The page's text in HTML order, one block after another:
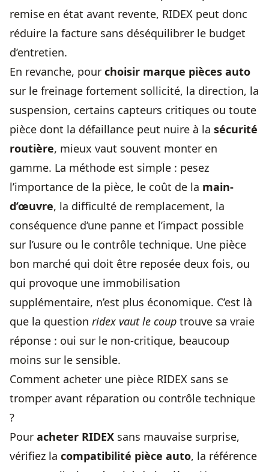
remise en état avant revente, RIDEX peut donc
réduire la facture sans déséquilibrer le budget
d’entretien.
En revanche, pour choisir marque pièces auto
sur le freinage fortement sollicité, la direction, la
suspension, certains capteurs critiques ou toute
pièce dont la défaillance peut nuire à la sécurité
routière, mieux vaut souvent monter en
gamme. La méthode est simple : pesez
l’importance de la pièce, le coût de la main-
d’œuvre, la difficulté de remplacement, la
conséquence d’une panne et l’impact possible
sur l’usure ou le contrôle technique. Une pièce
bon marché qui doit être reposée deux fois, ou
qui provoque une immobilisation
supplémentaire, n’est plus économique. C’est là
que la question ridex vaut le coup trouve sa vraie
réponse : oui sur le non-critique, beaucoup
moins sur le sensible.
Comment acheter une pièce RIDEX sans se
tromper avant réparation ou contrôle technique
?
Pour acheter RIDEX sans mauvaise surprise,
vérifiez la compatibilité pièce auto, la référence